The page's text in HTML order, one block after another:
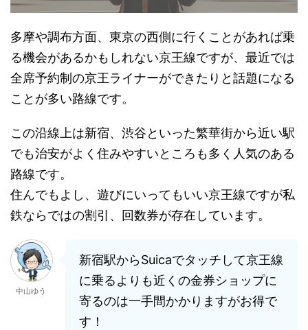
多摩や調布方面、東京の西側に行くことがあれば乗
る機会があるかもしれない京王線ですが、最近では
全席予約制の京王ライナーができたりと話題になる
ことが多い路線です。
この沿線上は新宿、渋谷といった繁華街から近い駅
でも治安がよく住みやすいところも多く人気のある
路線です。
住んでもよし、遊びにいってもいい京王線ですが私
鉄ならではの割引、回数券が存在しています。
中山ゆう
新宿駅からSuicaでタッチして京王線
に乗るよりも近くの金券ショップに
寄るのは一手間かかりますがお得で
す！